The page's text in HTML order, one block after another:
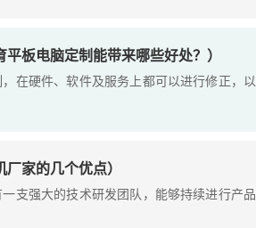
板电脑定制能带来哪些好处？）
在硬件、软件及服务上都可以进行修正，以
家的几个优点）
支强大的技术研发团队，能够持续进行产品